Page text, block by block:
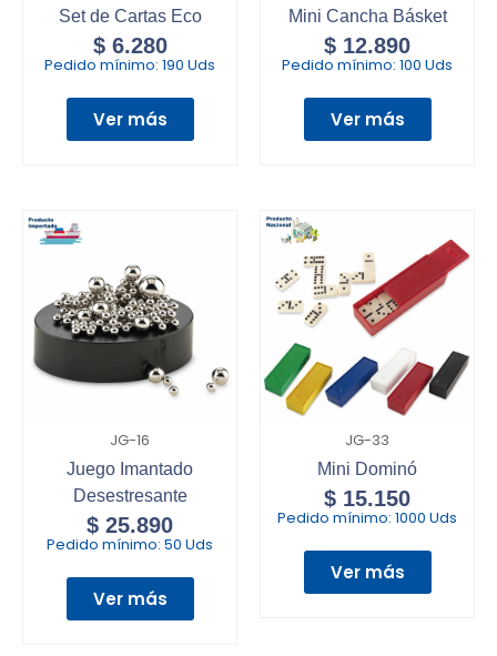
Set de Cartas Eco
$6.280
Pedido mínimo: 190 Uds
Ver más
Mini Cancha Básket
$ 12.890
Pedido mínimo: 100 Uds
Ver más
JG-16
Juego Imantado
Desestresante
$ 25.890
Pedido mínimo: 50 Uds
Ver más
JG-33
Mini Dominó
$ 15.150
Pedido mínimo: 1000 Uds
Ver más